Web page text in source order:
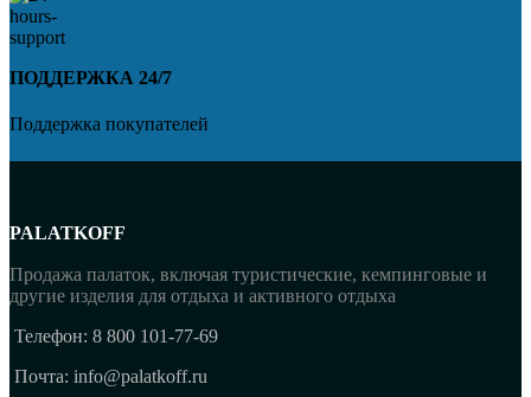
ПОДДЕРЖКА 24/7
Поддержка покупателей
PALATKOFF
Продажа палаток, включая туристические, кемпинговые и
другие изделия для отдыха и активного отдыха
Телефон: 8 800 101-77-69
Почта: info@palatkoff.ru